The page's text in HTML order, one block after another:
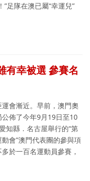
”足隊在澳已屬“幸運兒”
有幸被選 參賽名
會漸近。早前，澳門奧
佈了今年9月19日至10
知縣．名古屋舉行的“第
會”澳門代表團的參與項
於一百名運動員參賽，